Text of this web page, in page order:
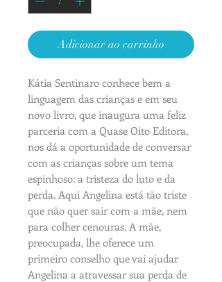
Adicionar ao carrinho
Kátia Sentinaro conhece bem a
linguagem das crianças e em seu
novo livro, que inaugura uma feliz
parceria com a Quase Oito Editora,
nos dá a oportunidade de conversar
com as crianças sobre um tema
espinhoso: a tristeza do luto e da
perda. Aqui Angelina está tão triste
que não quer sair com a mãe, nem
para colher cenouras. A mãe,
preocupada, lhe oferece um
primeiro conselho que vai ajudar
Angelina a atravessar sua perda de